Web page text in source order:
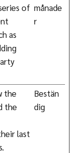
of
as
månade
r
the
the
last
Bestän
dig